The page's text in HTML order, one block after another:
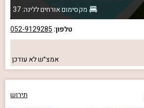
מקסימום אורחים ללינה: 37
טלפון: 052-9129285
אמצ״שלא עודכן
תירוש